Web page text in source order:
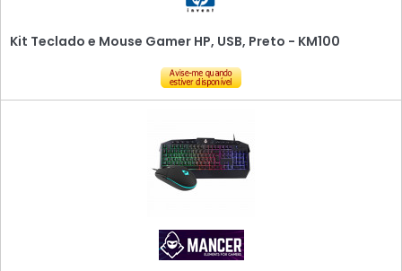
Kit Teclado e Mouse Gamer HP, USB, Preto - KM100